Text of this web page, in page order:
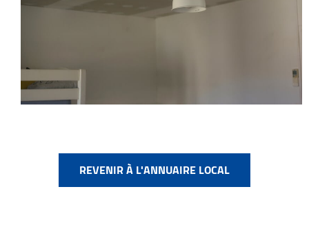
REVENIR À L'ANNUAIRE LOCAL